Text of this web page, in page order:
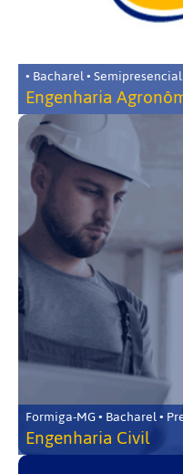
• Bacharel • Semipresencial
Engenharia
Formiga-MG • Bacharel •
Engenharia Civil